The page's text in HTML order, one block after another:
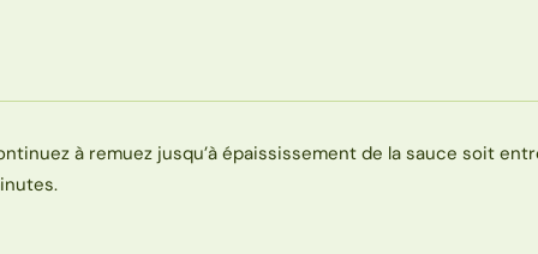
à remuez jusqu’à épaississement de la sauce soit